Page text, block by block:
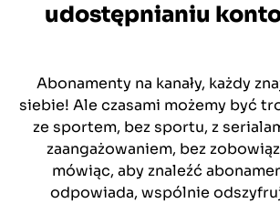
udostępnianiu
Abonamenty na kanały, każdy
siebie! Ale czasami możemy być
ze sportem, bez sportu, z
zaangażowaniem, bez
mówiąc, aby znaleźć
odpowiada, wspólnie